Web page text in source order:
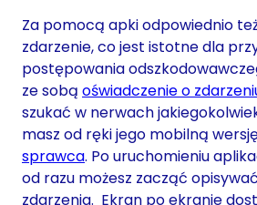
Za pomocą apki odpowiednio
zdarzenie, co jest istotne dla
postępowania
ze sobą oświadczenie o
szukać w nerwach
masz od ręki jego mobilną
sprawca. Po uruchomieniu
od razu możesz zacząć
zdarzenia. Ekran po ekranie